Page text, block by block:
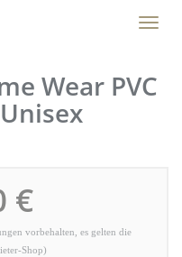
Toggle
Wear PVC
€
vorbehalten, es gelten die
Shop)